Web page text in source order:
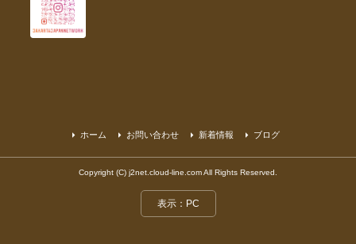
ホーム お問い合わせ 新着情報 ブログ
Copyright (C) j2net.cloud-line.com All Rights Reserved.
表示：PC